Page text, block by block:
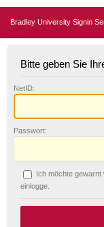
Bradley University Signin
Bitte geben Sie
NetID:
Passwort:
Ich möchte gewarnt
einlogge.